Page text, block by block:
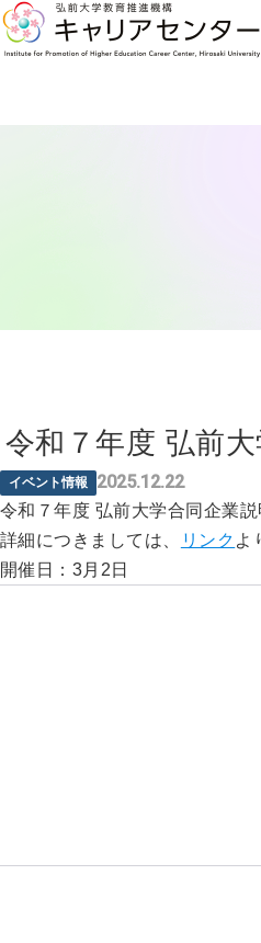
令和７年度 弘前
イベント情報 2025.12.22
令和７年度 弘前大学合同企業説
詳細につきましては、
リンク よ
開催日：3月2日